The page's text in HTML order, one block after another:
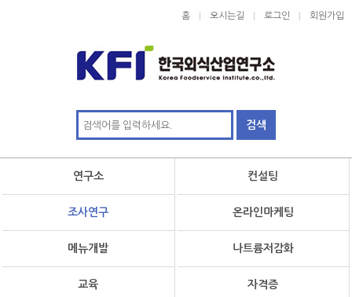
홈 오시는길 로그인 회원가입
연구소 컨설팅
조사연구 온라인마케팅
메뉴개발 나트륨저감화
교육 자격증